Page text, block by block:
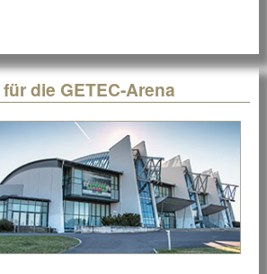
die GETEC-Arena